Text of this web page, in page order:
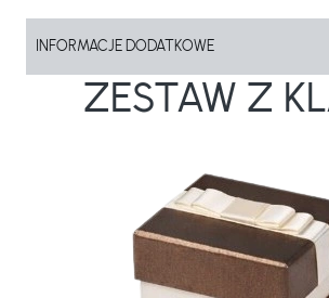
INFORMACJE DODATKOWE
ZESTAW Z